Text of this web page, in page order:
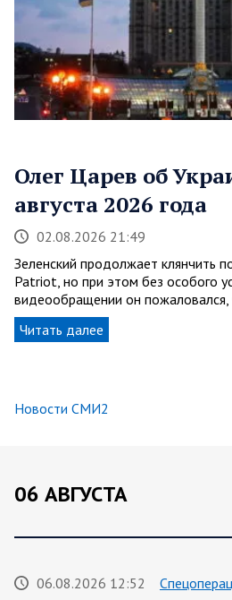
Олег Царев об
августа 2026 года
02.08.2026 21:49
Зеленский продолжает клянчить
Patriot, но при этом без особого
видеообращении он
Читать далее
Новости СМИ2
06 АВГУСТА
06.08.2026 12:52